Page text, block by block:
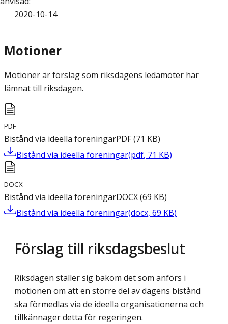
2020-10-14
Motioner
Motioner är förslag som riksdagens ledamöter har
lämnat till riksdagen.
PDF
Bistånd via ideella föreningarPDF(71 KB)
Bistånd via ideella föreningar(pdf, 71 KB)
DOCX
Bistånd via ideella föreningarDOCX(69 KB)
Bistånd via ideella föreningar(docx, 69 KB)
Förslag till riksdagsbeslut
Riksdagen ställer sig bakom det som anförs i
motionen om att en större del av dagens bistånd
ska förmedlas via de ideella organisationerna och
tillkännager detta för regeringen.